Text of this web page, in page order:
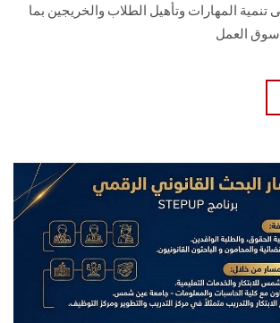
تنمية المهارات وتأهيل الطلاب والخريجين بما
سوق العمل